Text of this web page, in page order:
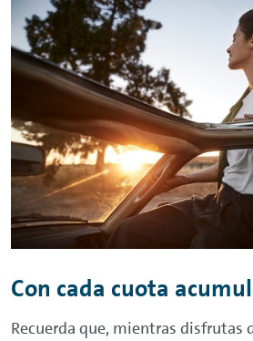
Con cada cuota
Recuerda que, mientras disfrutas